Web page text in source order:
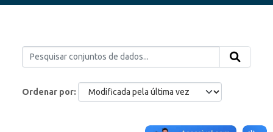
Ordenar por